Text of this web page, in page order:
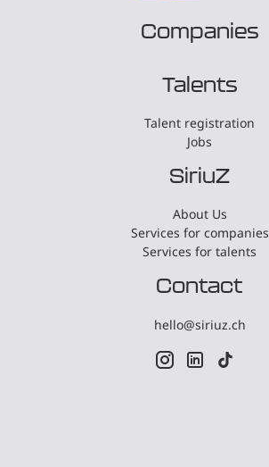
Companies
Talents
Talent registration
Jobs
SiriuZ
About Us
Services for companies
Services for talents
Contact
hello@siriuz.ch